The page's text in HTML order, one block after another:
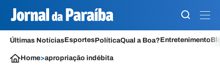
Últimas NotíciasEsportesPolíticaQual a Boa?Entretenimento
Home>apropriação indébita